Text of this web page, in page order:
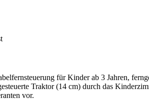
für Kinder ab 3 Jahren,
Traktor (14 cm) durch das
vor.